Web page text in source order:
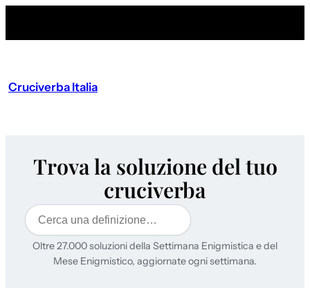
Cruciverba Italia
Trova la soluzione del tuo
cruciverba
Cerca
Oltre 27.000 soluzioni della Settimana Enigmistica e del
Mese Enigmistico, aggiornate ogni settimana.